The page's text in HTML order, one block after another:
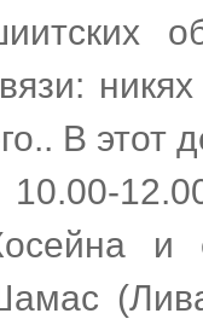
В этот
10.00-
и